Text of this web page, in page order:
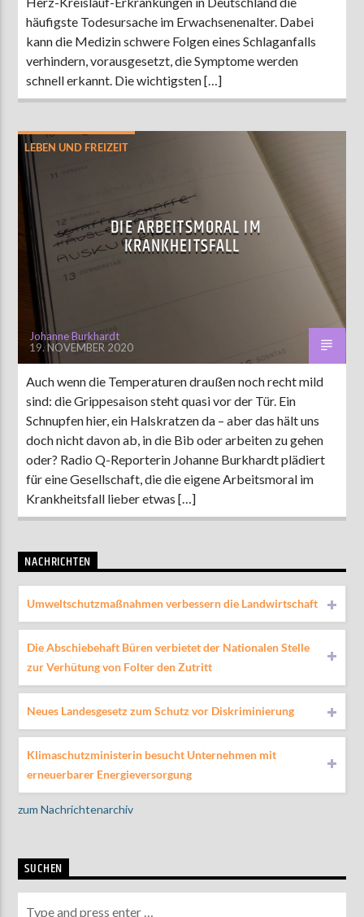
häufigste Todesursache im Erwachsenenalter. Dabei
kann die Medizin schwere Folgen eines Schlaganfalls
verhindern, vorausgesetzt, die Symptome werden
schnell erkannt. Die wichtigsten […]
LEBEN UND FREIZEIT
DIE ARBEITSMORAL IM
KRANKHEITSFALL
Johanne Burkhardt
19. NOVEMBER 2020
Auch wenn die Temperaturen draußen noch recht mild
sind: die Grippesaison steht quasi vor der Tür. Ein
Schnupfen hier, ein Halskratzen da – aber das hält uns
doch nicht davon ab, in die Bib oder arbeiten zu gehen
oder? Radio Q-Reporterin Johanne Burkhardt plädiert
für eine Gesellschaft, die die eigene Arbeitsmoral im
Krankheitsfall lieber etwas […]
NACHRICHTEN
Umweltschutzmaßnahmen verbessern die Landwirtschaft
Die Abschiebehaft Büren verbietet der Nationalen Stelle
zur Verhütung von Folter den Zutritt
Neues Landesgesetz zum Schutz vor Diskriminierung
Klimaschutzministerin besucht Unternehmen mit
erneuerbarer Energieversorgung
zum Nachrichtenarchiv
SUCHEN